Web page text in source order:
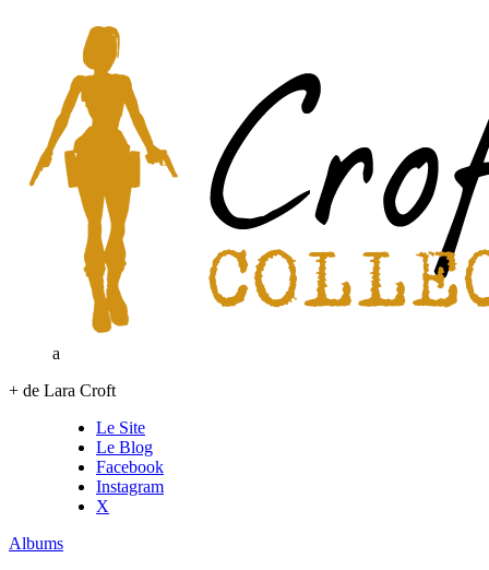
a
+ de Lara Croft
Le Site
Le Blog
Facebook
Instagram
X
Albums